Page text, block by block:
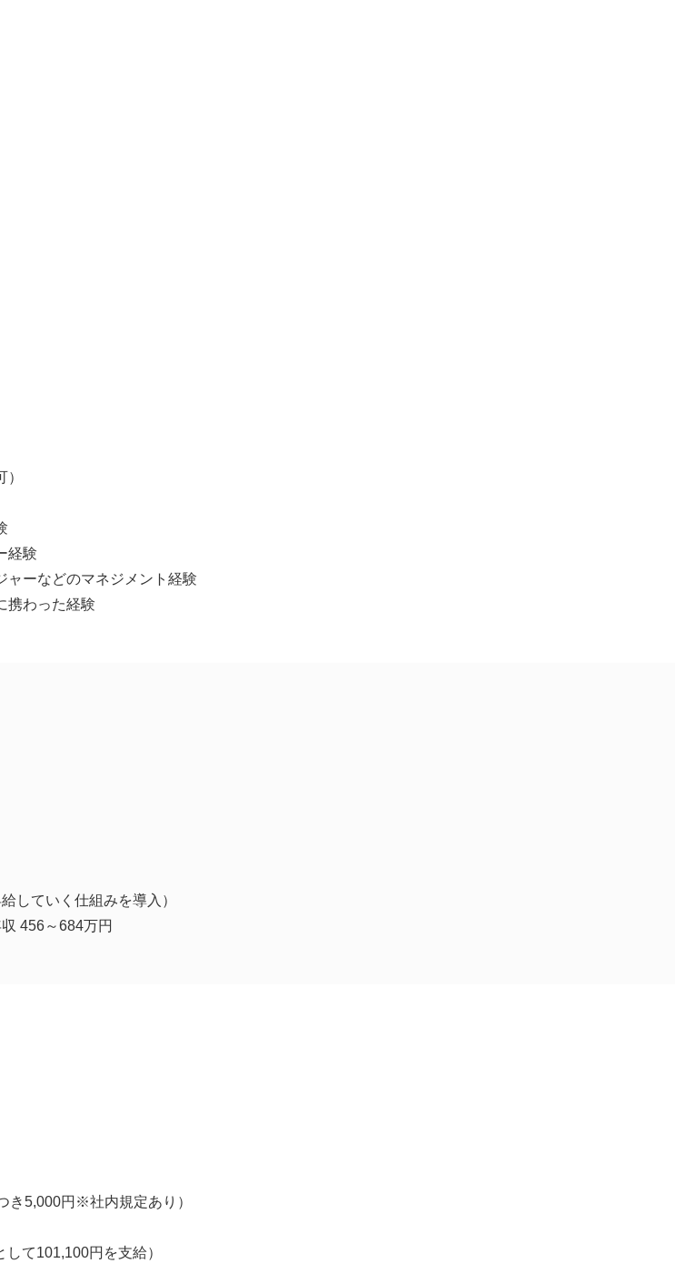
経験
ャーなどのマネジメント経験
携わった経験
していく仕組みを導入）
456～684万円
き5,000円※社内規定あり）
て101,100円を支給）